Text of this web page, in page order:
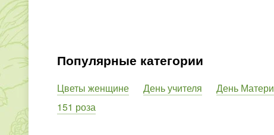
Популярные категории
Цветы женщине День учителя День Матери
151 роза